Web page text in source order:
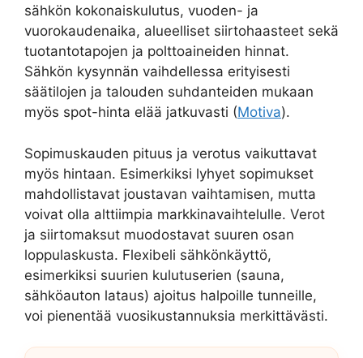
sähkön kokonaiskulutus, vuoden- ja
vuorokaudenaika, alueelliset siirtohaasteet sekä
tuotantotapojen ja polttoaineiden hinnat.
Sähkön kysynnän vaihdellessa erityisesti
säätilojen ja talouden suhdanteiden mukaan
myös spot-hinta elää jatkuvasti (Motiva).
Sopimuskauden pituus ja verotus vaikuttavat
myös hintaan. Esimerkiksi lyhyet sopimukset
mahdollistavat joustavan vaihtamisen, mutta
voivat olla alttiimpia markkinavaihtelulle. Verot
ja siirtomaksut muodostavat suuren osan
loppulaskusta. Flexibeli sähkönkäyttö,
esimerkiksi suurien kulutuserien (sauna,
sähköauton lataus) ajoitus halpoille tunneille,
voi pienentää vuosikustannuksia merkittävästi.